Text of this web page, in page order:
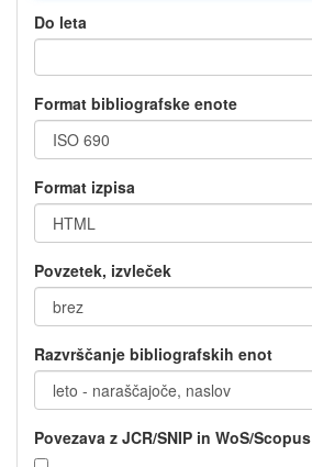
Do leta
Format bibliografske enote
Format izpisa
Povzetek, izvleček
Razvrščanje bibliografskih enot
Povezava z JCR/SNIP in WoS/Scopus